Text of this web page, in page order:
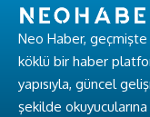
Neo Haber,
köklü bir haber
yapısıyla, güncel
şekilde